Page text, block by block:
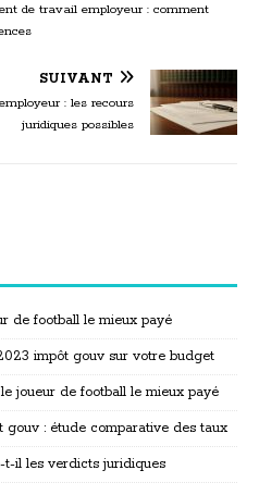
de travail employeur : comment
SUIVANT
: les recours
juridiques possibles
de football le mieux payé
impôt gouv sur votre budget
joueur de football le mieux payé
: étude comparative des taux
t-il les verdicts juridiques